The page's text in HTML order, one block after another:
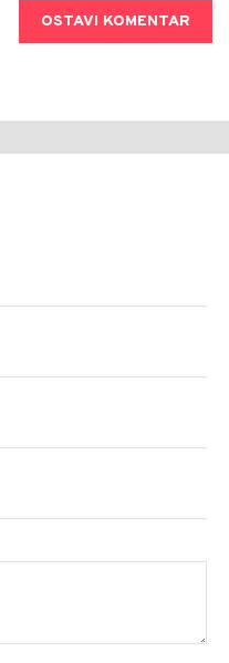
OSTAVI KOMENTAR